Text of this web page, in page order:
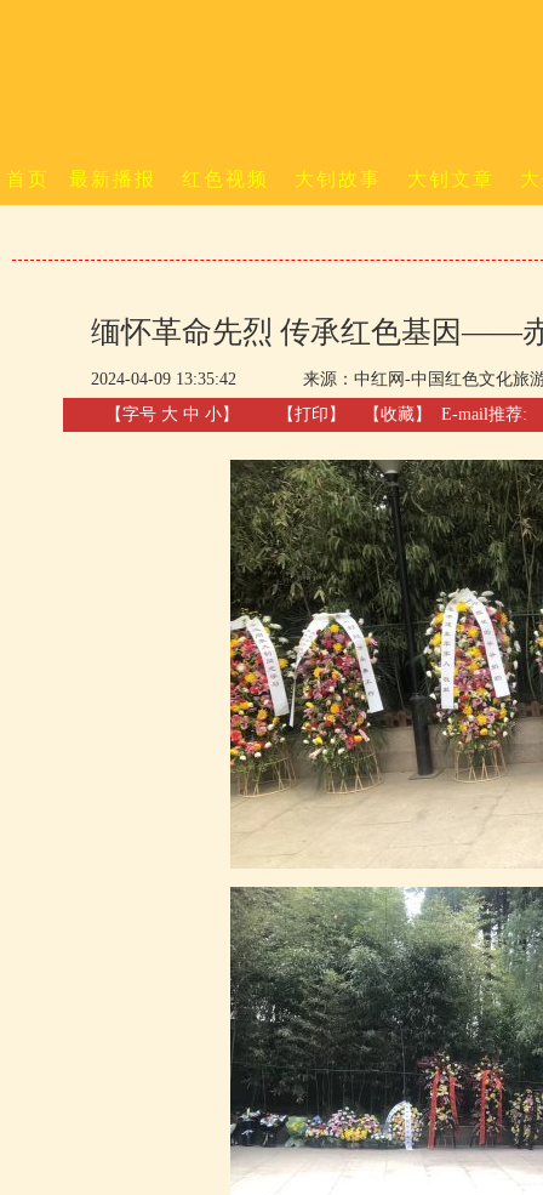
首页 最新播报 红色视频 大钊故事 大钊文章
缅怀革命先烈 传承红色基因——
2024-04-09 13:35:42 来源： 中红网-中国红色文化旅
【字号 大 中 小】 【打印 】 【收藏】 E-mail推荐: